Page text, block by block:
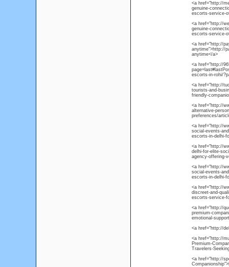
<a href="http://
genuine-
escorts-service-
<a href="http://
genuine-
escorts-service-
<a href="http://
anytime">http://
anytime</a>
<a href="http://
escorts-in-rohi/
<a href="http://
tourists-and-
friendly-
<a href="http://
alternative-
preferences/
<a href="http://
social-events-
escorts-in-delhi-
<a href="http://
delhi-for-elite-
agency-offering-
<a href="http://
social-events-
escorts-in-delhi-
<a href="http://
discreet-and-
escorts-service-
<a href="http://
premium-
emotional-
<a href="http://
<a href="http://
Premium-
Travelers-
<a href="http://